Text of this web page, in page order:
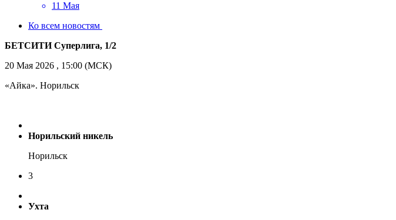
11 Мая
Ко всем новостям
БЕТСИТИ Суперлига, 1/2
20 Мая 2026 , 15:00 (МСК)
«Айка». Норильск
Норильский никель
Норильск
3
Ухта